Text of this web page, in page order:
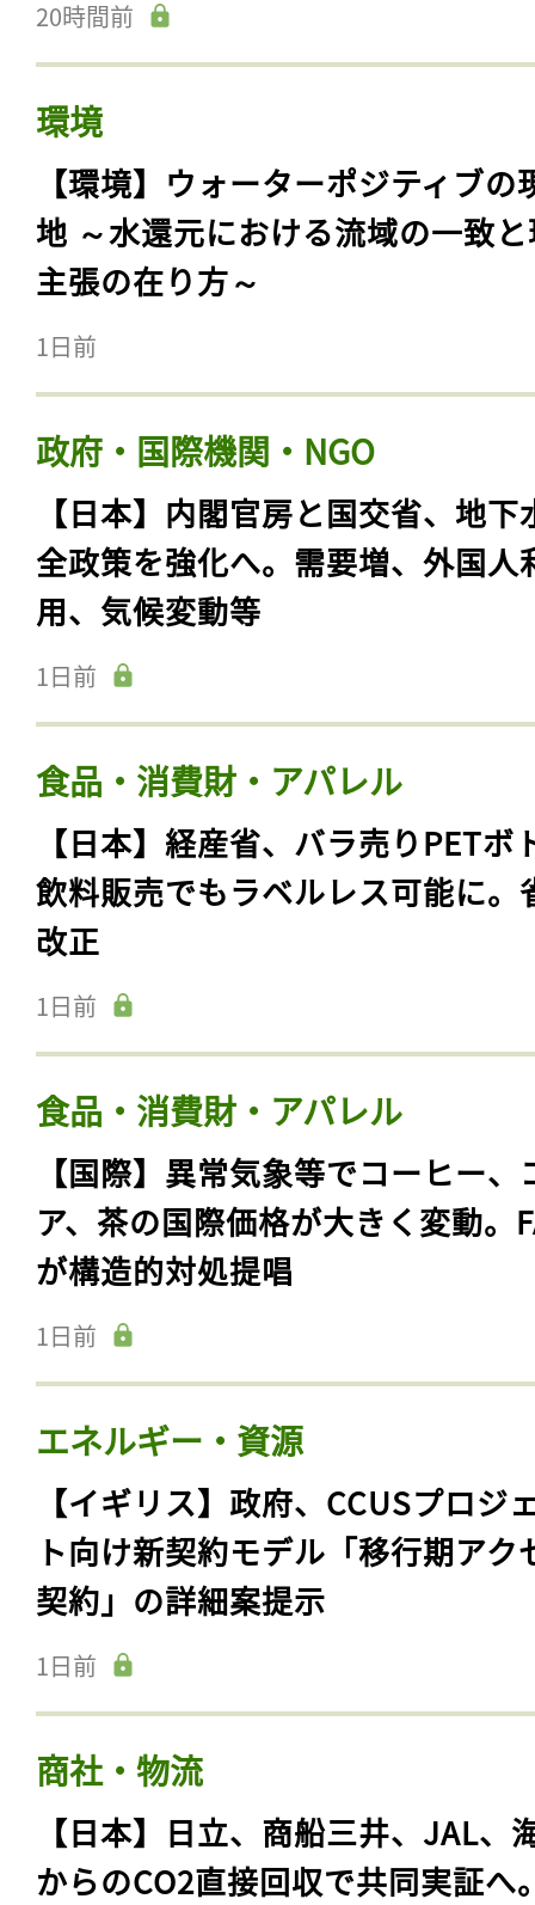
20時間前
環境
【環境】ウォーターポジティブの
地 ～水還元における流域の一致
主張の在り方～
1日前
政府・国際機関・NGO
【日本】内閣官房と国交省、地下
全政策を強化へ。需要増、外国人
用、気候変動等
1日前
食品・消費財・アパレル
【日本】経産省、バラ売りPETボ
飲料販売でもラベルレス可能に。
改正
1日前
食品・消費財・アパレル
【国際】異常気象等でコーヒー、
ア、茶の国際価格が大きく変動。
が構造的対処提唱
1日前
エネルギー・資源
【イギリス】政府、CCUSプロジ
ト向け新契約モデル「移行期アク
契約」の詳細案提示
1日前
商社・物流
【日本】日立、商船三井、JAL、
からのCO2直接回収で共同実証へ
記事をお気に入りに
ログインが必